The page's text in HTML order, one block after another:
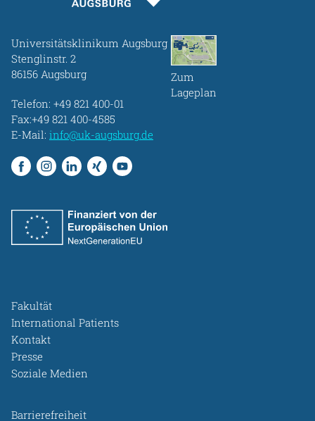
Universitätsklinikum Augsburg
Stenglinstr. 2
86156 Augsburg
Telefon: +49 821 400-01
Fax:+49 821 400-4585
E-Mail: info@uk-augsburg.de
Zum
Lageplan
Fakultät
International Patients
Kontakt
Presse
Soziale Medien
Barrierefreiheit